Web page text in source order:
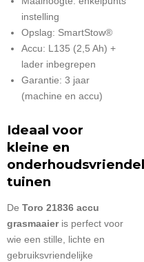
instelling
Opslag: SmartStow®
Accu: L135 (2,5 Ah) +
lader inbegrepen
Garantie: 3 jaar
(machine en accu)
Ideaal voor
kleine en
tuinen
De Toro 21836 accu
grasmaaieris perfect voor
wie een stille, lichte en
gebruiksvriendelijke